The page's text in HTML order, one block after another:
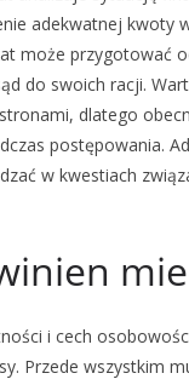
adekwatnej kwoty
może przygotować
do swoich racji.
dlatego
postępowania.
w kwestiach
i cech
Przede wszystkim